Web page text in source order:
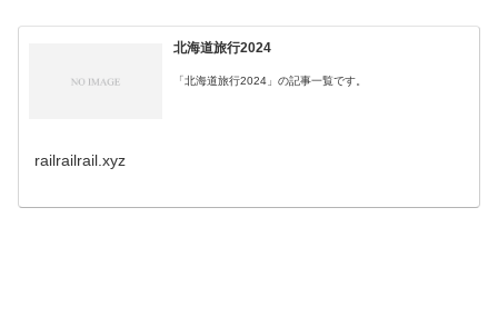
北海道旅行2024
「北海道旅行2024」の記事一覧です。
railrailrail.xyz